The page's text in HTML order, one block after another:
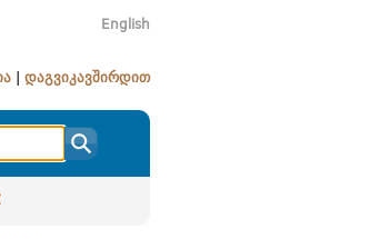
English
დაგვიკავშირდით